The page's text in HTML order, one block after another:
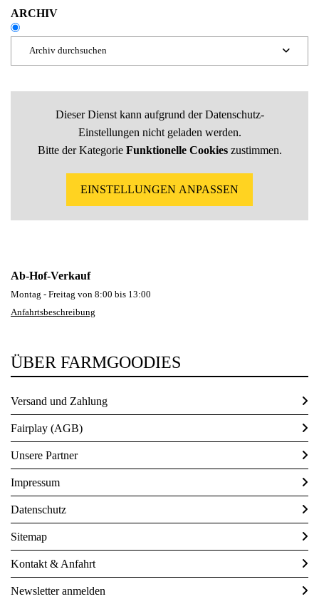
ARCHIV
Archiv durchsuchen 
Beiträge 2025
Beiträge 2024
Beiträge 2022
Beiträge 2021
Beiträge 2019
Beiträge 2018
Beiträge 2017
Dieser Dienst kann aufgrund der Datenschutz-
Einstellungen nicht geladen werden.
Bitte der Kategorie Funktionelle Cookieszustimmen.
EINSTELLUNGEN ANPASSEN
Ab-Hof-Verkauf
Montag - Freitag von 8:00 bis 13:00
Anfahrtsbeschreibung
ÜBER FARMGOODIES
Versand und Zahlung
Fairplay (AGB)
Unsere Partner
Impressum
Datenschutz
Sitemap
Kontakt & Anfahrt
Newsletter anmelden